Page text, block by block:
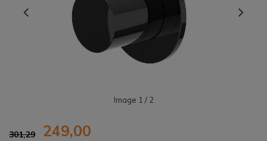
Image 1 / 2
301,29 249,00